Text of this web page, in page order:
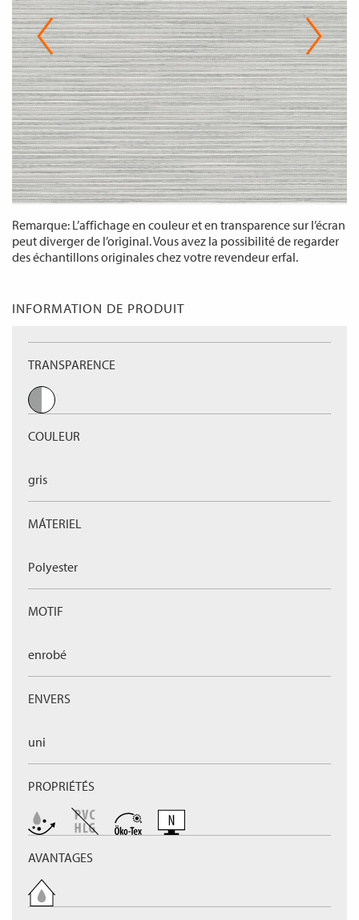
Remarque: L’affichage en couleur et en transparence sur l’écran
peut diverger de l’original. Vous avez la possibilité de regarder
des échantillons originales chez votre revendeur erfal.
INFORMATION DE PRODUIT
TRANSPARENCE
COULEUR
gris
MÁTERIEL
Polyester
MOTIF
enrobé
ENVERS
uni
PROPRIÉTÉS
AVANTAGES